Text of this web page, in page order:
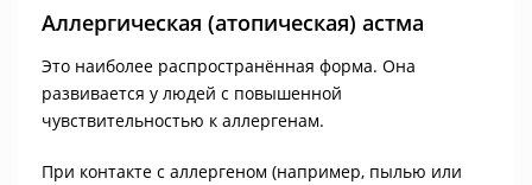
Аллергическая (атопическая) астма
Это наиболее распространённая форма. Она
развивается у людей с повышенной
чувствительностью к аллергенам.
При контакте с аллергеном (например, пылью или